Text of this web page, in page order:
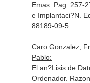
Emas. Pag. 257-
e Implantaci?N .
88189-09-5
Caro Gonzalez,
Pablo:
El an?Lisis de
Ordenador.